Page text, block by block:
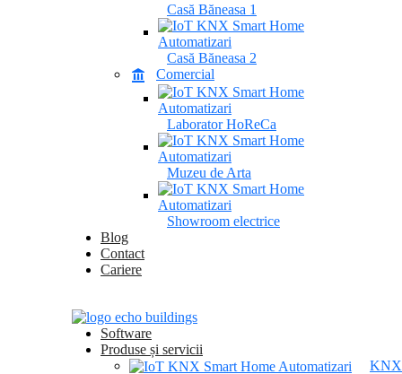
Casă Băneasa 1
Casă Băneasa 2
Comercial
Laborator HoReCa
Muzeu de Arta
Showroom electrice
Blog
Contact
Cariere
Software
Produse și servicii
KNX